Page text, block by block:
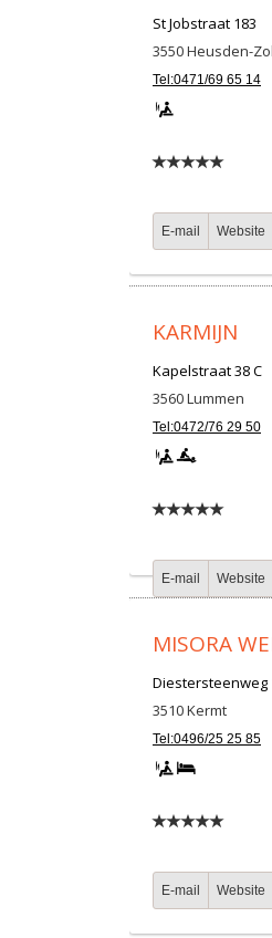
St Jobstraat 183
3550Heusden-
Tel:0471/69 65 14
E-mail Website
KARMIJN
Kapelstraat 38 C
3560Lummen
Tel:0472/76 29 50
E-mail Website
MISORA
Diestersteenweg
3510Kermt
Tel:0496/25 25 85
E-mail Website